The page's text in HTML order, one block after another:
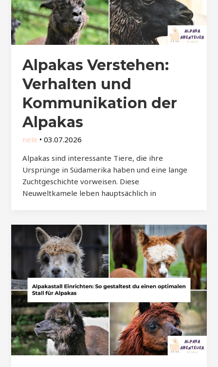
Alpakas Verstehen:
Verhalten und
Kommunikation der
Alpakas
nele • 03.07.2026
Alpakas sind interessante Tiere, die ihre
Ursprünge in Südamerika haben und eine lange
Zuchtgeschichte vorweisen. Diese
Neuweltkamele leben hauptsächlich in